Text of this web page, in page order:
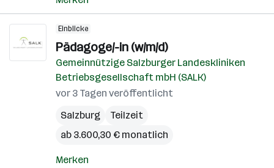
Einblicke
Pädagoge/-in (w/m/d)
Gemeinnützige Salzburger Landeskliniken
Betriebsgesellschaft mbH (SALK)
vor 3 Tagen veröffentlicht
Salzburg
Teilzeit
ab 3.600,30 € monatlich
Merken